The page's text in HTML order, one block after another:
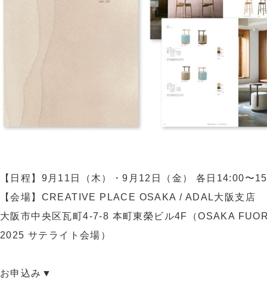
【日程】9月11日（木）・9月12日（金） 各日14:00〜
【会場】CREATIVE PLACE OSAKA / ADAL大阪支店
大阪市中央区瓦町4-7-8 本町東榮ビル4F（OSAKA
2025 サテライト会場）
お申込み▼